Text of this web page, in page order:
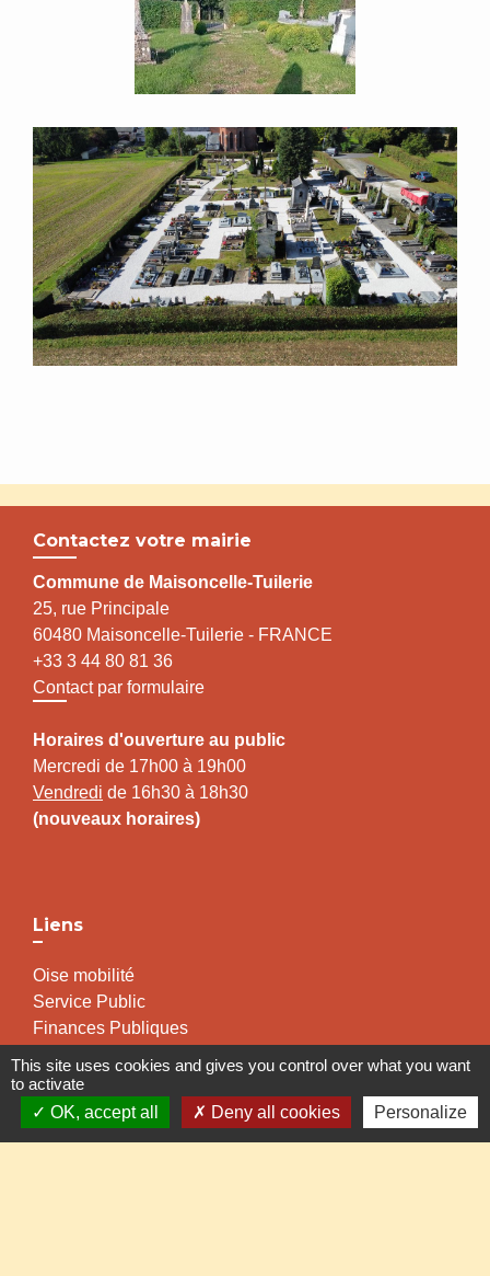
Contactez votre mairie
Commune de Maisoncelle-Tuilerie
25, rue Principale
60480 Maisoncelle-Tuilerie - FRANCE
+33 3 44 80 81 36
Contact par formulaire
Horaires d'ouverture au public
Mercredi de 17h00 à 19h00
Vendredi de 16h30 à 18h30
(nouveaux horaires)
Liens
Oise mobilité
Service Public
Finances Publiques
Partenaires institutionnels
This site uses cookies and gives you control over what you want
to activate
OK, accept all
Deny all cookies Personalize